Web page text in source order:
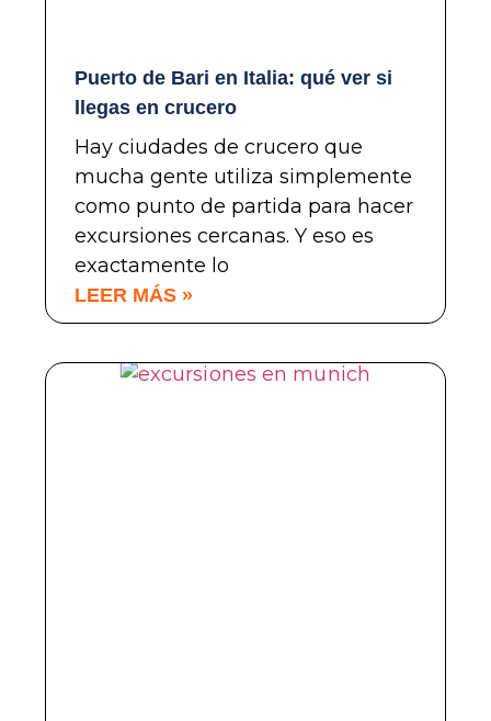
Puerto de Bari en Italia: qué ver si
llegas en crucero
Hay ciudades de crucero que
mucha gente utiliza simplemente
como punto de partida para hacer
excursiones cercanas. Y eso es
exactamente lo
LEER MÁS »